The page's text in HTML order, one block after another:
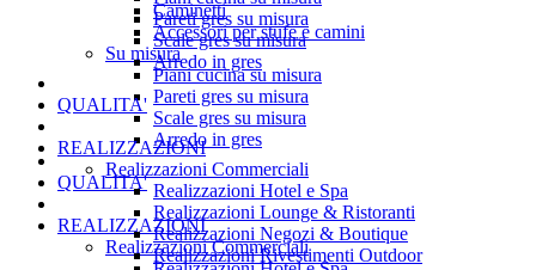
Caminetti
Accessori per stufe e camini
Su misura
Piani cucina su misura
Pareti gres su misura
Scale gres su misura
Arredo in gres
QUALITA'
REALIZZAZIONI
Realizzazioni Commerciali
Pareti gres su misura
Scale gres su misura
Arredo in gres
QUALITA'
REALIZZAZIONI
Realizzazioni Commerciali
Realizzazioni Hotel e Spa
Realizzazioni Lounge & Ristoranti
Realizzazioni Negozi & Boutique
Realizzazioni Rivestimenti Outdoor